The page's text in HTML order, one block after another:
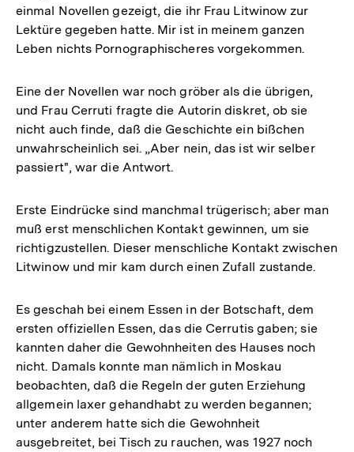
einmal Novellen gezeigt, die ihr Frau Litwinow zur
Lektüre gegeben hatte. Mir ist in meinem ganzen
Leben nichts Pornographischeres vorgekommen.
Eine der Novellen war noch gröber als die übrigen,
und Frau Cerruti fragte die Autorin diskret, ob sie
nicht auch finde, daß die Geschichte ein bißchen
unwahrscheinlich sei. „Aber nein, das ist wir selber
passiert", war die Antwort.
Erste Eindrücke sind manchmal trügerisch; aber man
muß erst menschlichen Kontakt gewinnen, um sie
richtigzustellen. Dieser menschliche Kontakt zwischen
Litwinow und mir kam durch einen Zufall zustande.
Es geschah bei einem Essen in der Botschaft, dem
ersten offiziellen Essen, das die Cerrutis gaben; sie
kannten daher die Gewohnheiten des Hauses noch
nicht. Damals konnte man nämlich in Moskau
beobachten, daß die Regeln der guten Erziehung
allgemein laxer gehandhabt zu werden begannen;
unter anderem hatte sich die Gewohnheit
ausgebreitet, bei Tisch zu rauchen, was 1927 noch